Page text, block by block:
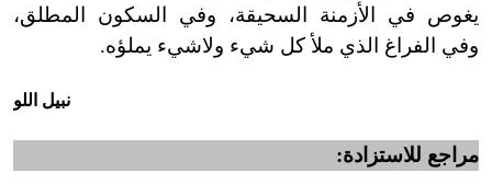
يغوص في الأزمنة السحيقة، وفي السكون المطلق،
وفي الفراغ الذي ملأ كل شيء ولاشيء يملؤه.
نبيل اللو
مراجع للاستزادة: